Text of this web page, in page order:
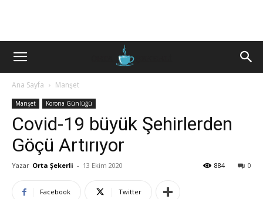
Ana Sayfa Manşet
Manşet Korona Günlüğü
Covid-19 büyük Şehirlerden
Göçü Artırıyor
Yazar Orta Şekerli - 13 Ekim 2020 0
884
Facebook Twitter